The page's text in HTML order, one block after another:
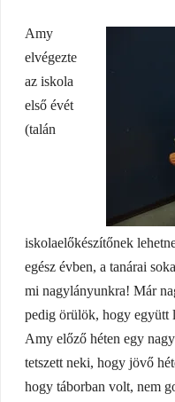
Amy
elvégezte
az iskola
első évét
(talán
iskolaelőkészítőnek
egész évben, a tanárai
mi nagylányunkra! Már
pedig örülök, hogy együtt
Amy előző héten egy
tetszett neki, hogy jövő
hogy táborban volt, nem